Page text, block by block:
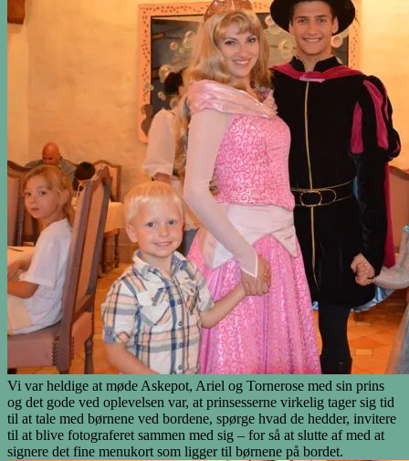
Vi var heldige at møde Askepot, Ariel og Tornerose med sin prins
og det gode ved oplevelsen var, at prinsesserne virkelig tager sig tid
til at tale med børnene ved bordene, spørge hvad de hedder, invitere
til at blive fotograferet sammen med sig – for så at slutte af med at
signere det fine menukort som ligger til børnene på bordet.